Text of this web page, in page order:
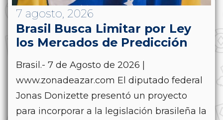
7 agosto, 2026
Brasil Busca Limitar por Ley
los Mercados de Predicción
Brasil.- 7 de Agosto de 2026 |
www.zonadeazar.com El diputado federal
Jonas Donizette presentó un proyecto
para incorporar a la legislación brasileña la